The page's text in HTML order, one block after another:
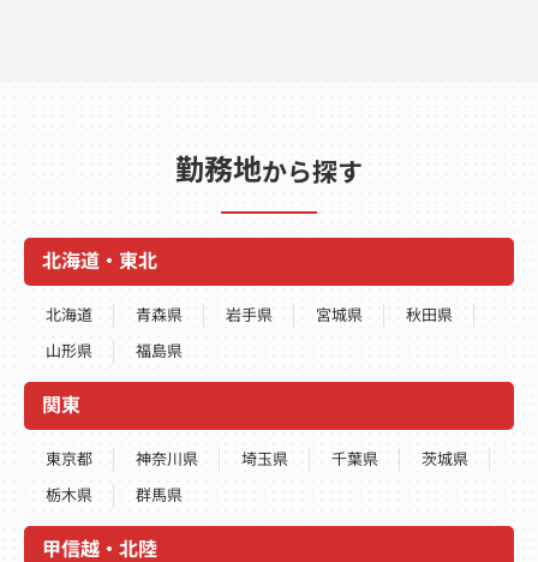
勤務地から探す
北海道・東北
北海道 青森県 岩手県 宮城県
秋田県
山形県
福島県
関東
東京都 神奈川県 埼玉県 千葉県
茨城県
栃木県
群馬県
甲信越・北陸